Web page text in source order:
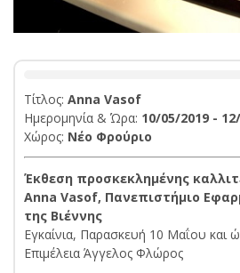
Τίτλος: Anna Vasof
Ημερομηνία & Ώρα: 10/05/2019 -
Χώρος: Νέο Φρούριο
Έκθεση προσκεκλημένης
Anna Vasof, Πανεπιστήμιο
της Βιέννης
Εγκαίνια, Παρασκευή 10 Μαΐου και
Επιμέλεια Άγγελος Φλώρος